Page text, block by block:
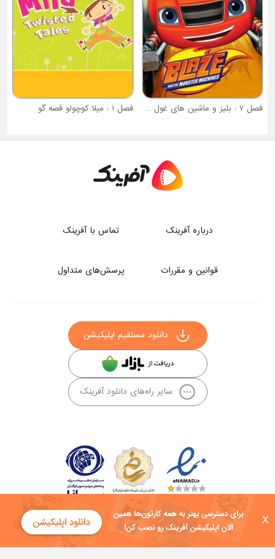
X
فصل 7 : بلیز و ماشین های غول پیکر فصل 1 : میلا کوچولو قصه گو
درباره آفرینک تماس با آفرینک
قوانین و مقررات پرسش‌های متداول
دانلود مستقیم اپلیکیشن
سایر راه‌های دانلود آفرینک
کلیه حقوق این سایت به شرکت توسعه فناوی هفت آسمان توکان تعلق دارد و